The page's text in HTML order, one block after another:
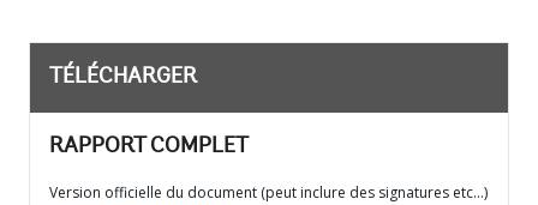
TÉLÉCHARGER
RAPPORT COMPLET
Version officielle du document (peut inclure des signatures etc…)